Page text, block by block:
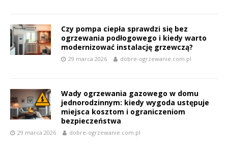
Czy pompa ciepła sprawdzi się bez
ogrzewania podłogowego i kiedy warto
modernizować instalację grzewczą?
29 marca 2026 dobre-ogrzewanie.com.pl
Wady ogrzewania gazowego w domu
jednorodzinnym: kiedy wygoda ustępuje
miejsca kosztom i ograniczeniom
bezpieczeństwa
29 marca 2026 dobre-ogrzewanie.com.pl